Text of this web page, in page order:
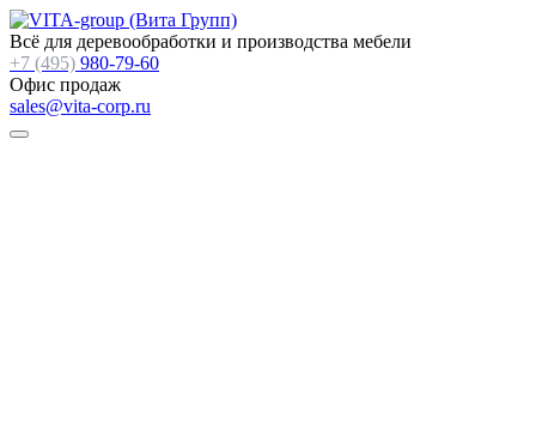
Всё для деревообработки и производства мебели
+7 (495) 980-79-60
Офис продаж
sales@vita-corp.ru